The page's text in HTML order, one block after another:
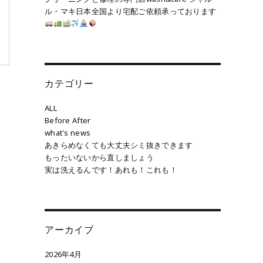
ル・マキ日本全国より宅配ご依頼承っております
カテゴリー
ALL
Before After
what's news
あきらめなくても大丈夫シミ抜きできます
もったいないから直しましょう
実は洗えるんです！あれも！これも！
アーカイブ
2026年4月